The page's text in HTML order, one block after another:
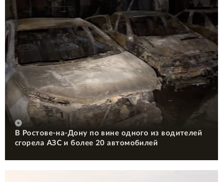
В Ростове-на-Дону по вине одного из водителей
сгорела АЗС и более 20 автомобилей